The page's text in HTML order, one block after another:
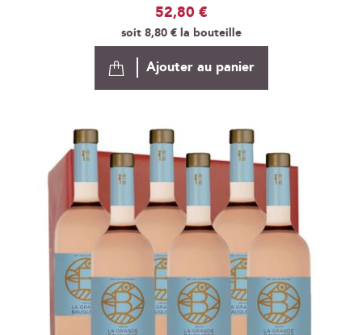
52,80 €
soit8,80 €la bouteille
Ajouter au panier